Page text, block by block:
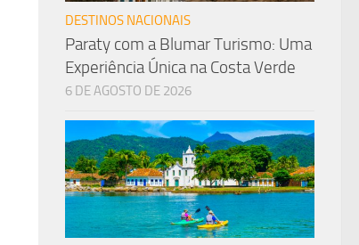
DESTINOS NACIONAIS
Paraty com a Blumar Turismo: Uma
Experiência Única na Costa Verde
6 DE AGOSTO DE 2026